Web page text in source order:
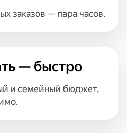
заказов — пара часов.
— быстро
и семейный бюджет,